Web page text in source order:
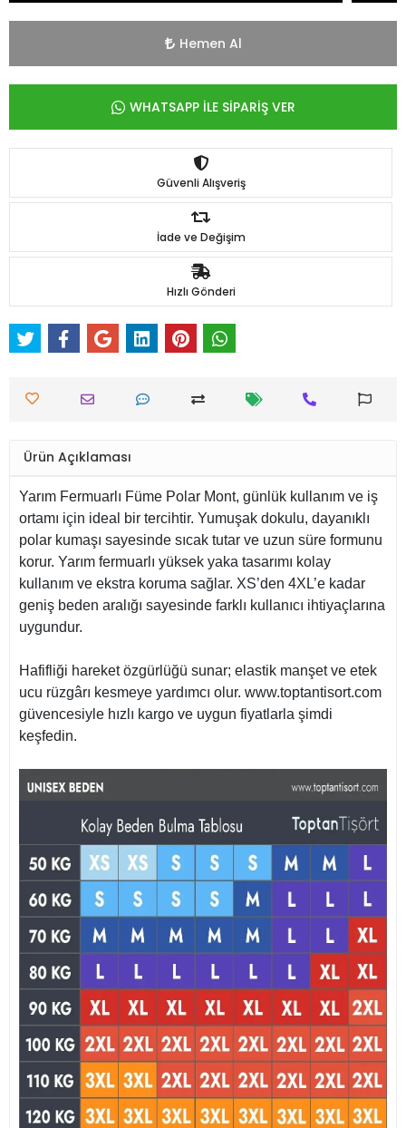
Hemen Al
WHATSAPP İLE SİPARİŞ VER
Güvenli Alışveriş
İade ve Değişim
Hızlı Gönderi
Ürün Açıklaması
Yarım Fermuarlı Füme Polar Mont, günlük kullanım ve iş
ortamı için ideal bir tercihtir. Yumuşak dokulu, dayanıklı
polar kumaşı sayesinde sıcak tutar ve uzun süre formunu
korur. Yarım fermuarlı yüksek yaka tasarımı kolay
kullanım ve ekstra koruma sağlar. XS’den 4XL’e kadar
geniş beden aralığı sayesinde farklı kullanıcı ihtiyaçlarına
uygundur.
Hafifliği hareket özgürlüğü sunar; elastik manşet ve etek
ucu rüzgârı kesmeye yardımcı olur. www.toptantisort.com
güvencesiyle hızlı kargo ve uygun fiyatlarla şimdi
keşfedin.